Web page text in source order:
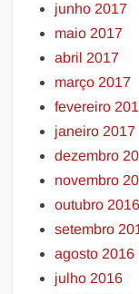
junho 2017
maio 2017
abril 2017
março 2017
fevereiro
janeiro 2017
dezembro
novembro
outubro 2016
setembro
agosto 2016
julho 2016